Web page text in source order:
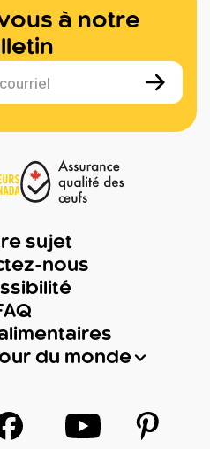
à notre
sujet
nous
du monde
sur TikTok
Suivez-nous sur Facebook
Suivez-nous sur